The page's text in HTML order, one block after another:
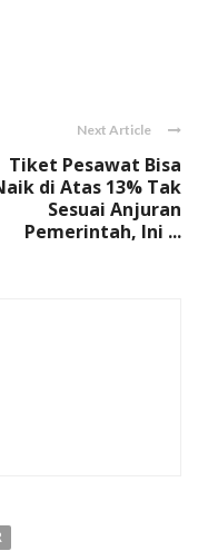
Next Article
Tiket Pesawat Bisa
di Atas 13% Tak
Sesuai Anjuran
Pemerintah, Ini ...